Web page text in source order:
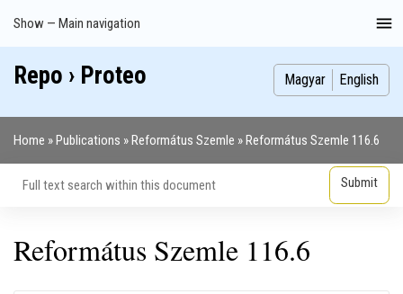
Main
navigation
Show — Main navigation
Index
Publications
Theses
Images
Contributors
Repo › Proteo Magyar English
Home Publications Református Szemle Református Szemle 116.6
Református Szemle 116.6